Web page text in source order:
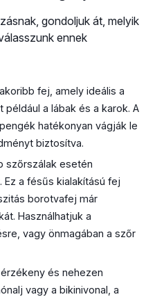
gondoljuk át, melyik
ennek
fej, amely ideális a
a lábak és a karok. A
hatékonyan vágják le
biztosítva.
szőrszálak esetén
Ez a fésűs kialakítású fej
borotvafej már
Használhatjuk a
vagy önmagában a szőr
és nehezen
vagy a bikinivonal, a